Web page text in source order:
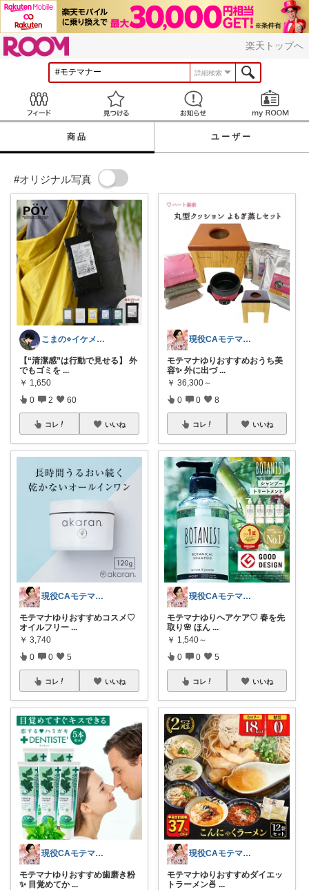
楽天トップへ
詳細検索
見つける お知らせ
商品 ユーザー
#オリジナル写真
こまの⋄イケメンになりたいアラサー女
【“清潔感”は行動で見せる】 外
でもゴミを ...
￥ 1,650
0 2 60
コレ いいね
現役CAモテマナゆり
モテマナゆりおすすめコスメ♡
オイルフリー ...
￥ 3,740
0 0 5
コレ いいね
現役CAモテマナゆり
モテマナゆりおすすめ歯磨き粉
✨ 目覚めてか ...
現役CAモテマナゆり
モテマナゆりおすすめおうち美
容✨ 外に出づ ...
￥ 36,300～
0 0 8
コレ いいね
現役CAモテマナゆり
モテマナゆりヘアケア♡ 春を先
取り🌸 ほん ...
￥ 1,540～
0 0 5
コレ いいね
現役CAモテマナゆり
モテマナゆりおすすめダイエッ
トラーメン🍜 ...